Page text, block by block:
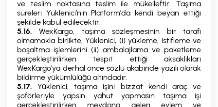
ve teslim noktasına teslim ile mükelleftir. Taşıma
süreleri Yüklenici’nin Platform’da kendi beyan ettiği
şekilde kabul edilecektir.
5.16. WexKargo, taşıma sözleşmesinin bir tarafı
olmamakla birlikte, Yüklenici, (i) yükleme, istifleme ve
boşaltma işlemlerini (ii) ambalajlama ve paketleme
gerçekleştirilirken tespit ettiği aksaklıkları
WexKargo’ya derhal önce sözlü akabinde yazılı olarak
bildirme yükümlülüğü altındadır.
5.17. Yüklenici, taşıma işini bizzat kendi araç ve
şoförleriyle yapsın yahut yapmasın taşıma işi
gerçekleştirilirken meydana gelen eylem ve